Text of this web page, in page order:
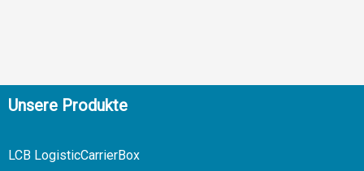
Unsere Produkte
LCB LogisticCarrierBox